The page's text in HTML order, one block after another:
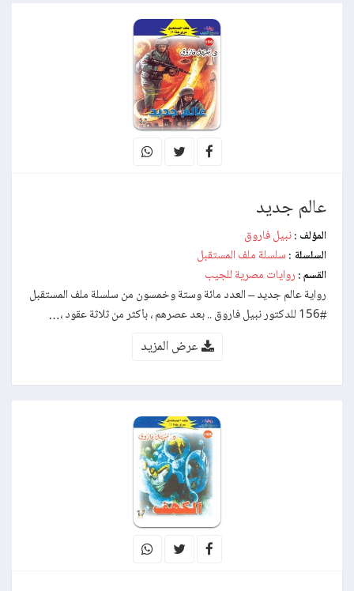
عالم جديد
المؤلف : نبيل فاروق
السلسلة : سلسلة ملف المستقبل
القسم : روايات مصرية للجيب
رواية عالم جديد – العدد مائة وستة وخمسون من سلسلة ملف المستقبل
#156 للدكتور نبيل فاروق .. بعد عصرهم ، بأكثر من ثلاثة عقود ،…
عرض المزيد